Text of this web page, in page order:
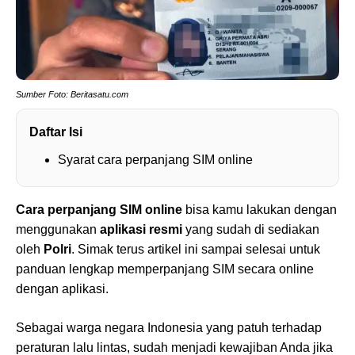
Sumber Foto: Beritasatu.com
Daftar Isi
Syarat cara perpanjang SIM online
Cara perpanjang SIM online bisa kamu lakukan dengan
menggunakan aplikasi resmi yang sudah di sediakan
oleh Polri. Simak terus artikel ini sampai selesai untuk
panduan lengkap memperpanjang SIM secara online
dengan aplikasi.
Sebagai warga negara Indonesia yang patuh terhadap
peraturan lalu lintas, sudah menjadi kewajiban Anda jika